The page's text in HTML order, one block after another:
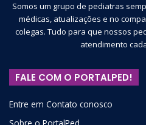
Somos um grupo de pediatras
médicas, atualizações e no
colegas. Tudo para que nossos
atendimento
FALE COM O PORTALPED!
Entre em Contato conosco